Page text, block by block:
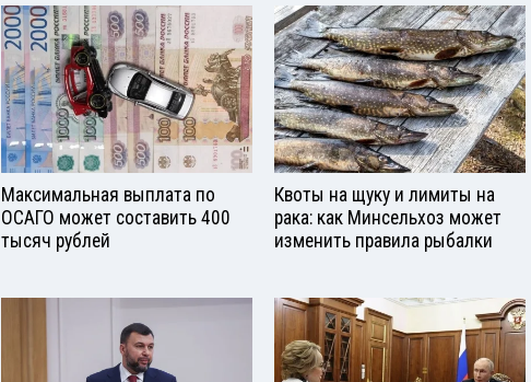
Максимальная выплата по
ОСАГО может составить 400
тысяч рублей
Квоты на щуку и лимиты на
рака: как Минсельхоз может
изменить правила рыбалки